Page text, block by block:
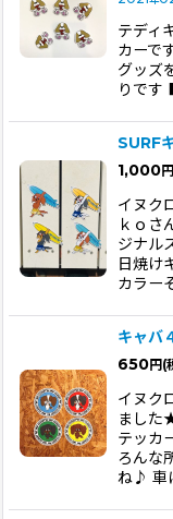
テディ
カーで
グッズ
りで
SURF
1,000円
イヌク
ｋｏさ
ジナル
日焼け
カラー
キャバ
650円 (
イヌク
ました
テッカ
ろんな
ね♪ 車